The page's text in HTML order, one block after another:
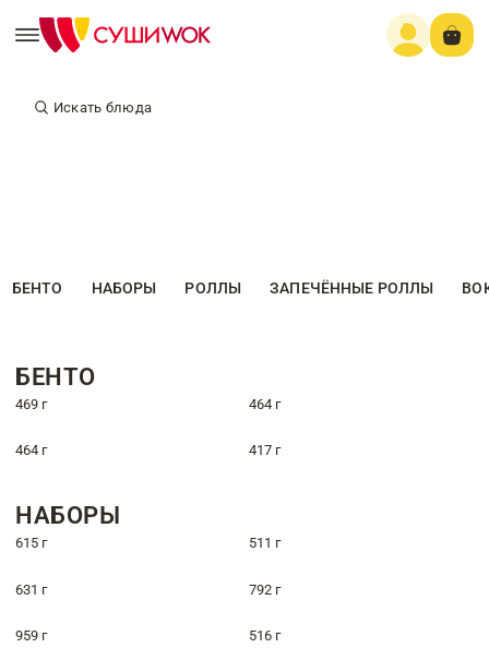
Искать блюда
БЕНТО НАБОРЫ РОЛЛЫ ЗАПЕЧЁННЫЕ РОЛЛЫ
БЕНТО
469 г 464 г
464 г 417 г
НАБОРЫ
615 г 511 г
631 г 792 г
959 г 516 г